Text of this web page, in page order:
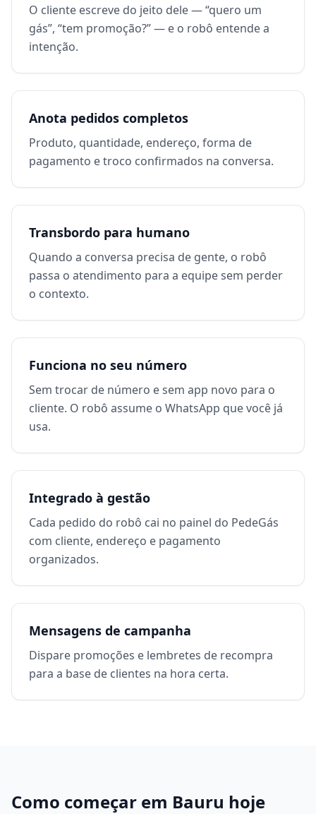
O cliente escreve do jeito dele — “quero um
gás”, “tem promoção?” — e o robô entende a
intenção.
Anota pedidos completos
Produto, quantidade, endereço, forma de
pagamento e troco confirmados na conversa.
Transbordo para humano
Quando a conversa precisa de gente, o robô
passa o atendimento para a equipe sem perder
o contexto.
Funciona no seu número
Sem trocar de número e sem app novo para o
cliente. O robô assume o WhatsApp que você já
usa.
Integrado à gestão
Cada pedido do robô cai no painel do PedeGás
com cliente, endereço e pagamento
organizados.
Mensagens de campanha
Dispare promoções e lembretes de recompra
para a base de clientes na hora certa.
Como começar em Bauru hoje